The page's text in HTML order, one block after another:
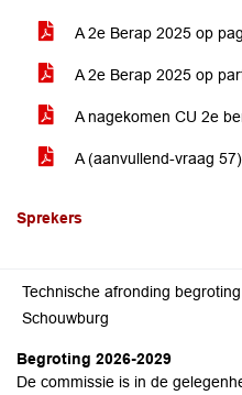
A 2e Berap 2025 op
A 2e Berap 2025 op
A nagekomen CU 2e
A (aanvullend-vraag
Sprekers
Technische afronding begroting 2026-2029
Schouwburg
Begroting 2026-2029
De commissie is in de